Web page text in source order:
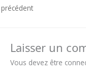
précédent
Laisser un
Vous devez être